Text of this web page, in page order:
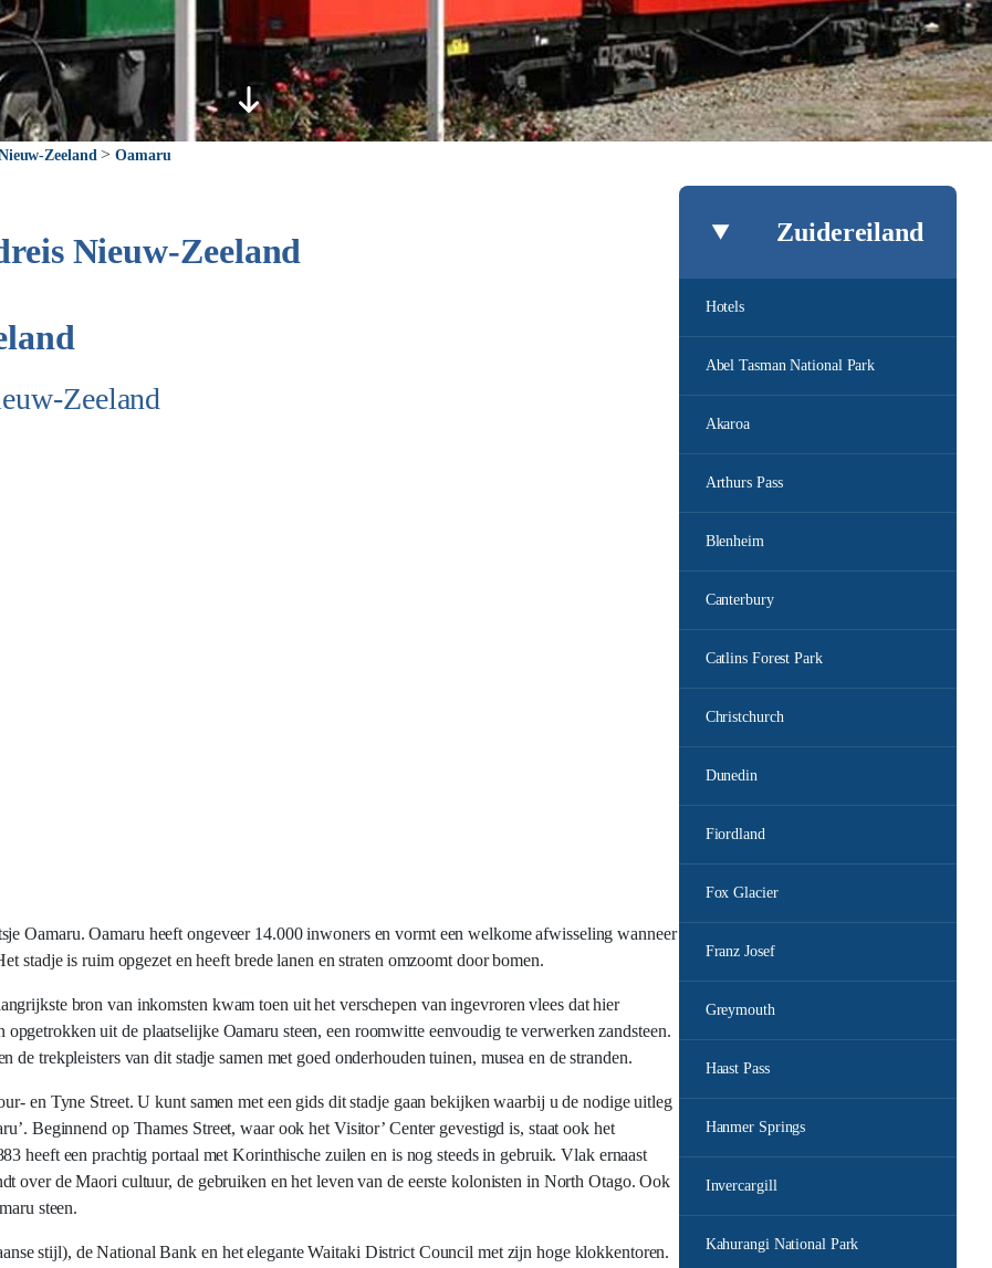
Zeeland >Oamaru
Zuidereiland
Hotels
Abel Tasman National Park
Akaroa
Arthurs Pass
Blenheim
Canterbury
Catlins Forest Park
Christchurch
Dunedin
Fiordland
Fox Glacier
Franz Josef
Greymouth
Haast Pass
Hanmer Springs
Invercargill
Kahurangi National Park
Nieuw-Zeeland
Zeeland
Oamaru. Oamaru heeft ongeveer 14.000 inwoners en vormt een welkome afwisseling wanneer
stadje is ruim opgezet en heeft brede lanen en straten omzoomt door bomen.
bron van inkomsten kwam toen uit het verschepen van ingevroren vlees dat hier
uit de plaatselijke Oamaru steen, een roomwitte eenvoudig te verwerken zandsteen.
trekpleisters van dit stadje samen met goed onderhouden tuinen, musea en de stranden.
en Tyne Street. U kunt samen met een gids dit stadje gaan bekijken waarbij u de nodige uitleg
Beginnend op Thames Street, waar ook het Visitor’ Center gevestigd is, staat ook het
heeft een prachtig portaal met Korinthische zuilen en is nog steeds in gebruik. Vlak ernaast
over de Maori cultuur, de gebruiken en het leven van de eerste kolonisten in North Otago. Ook
steen.
stijl), de National Bank en het elegante Waitaki District Council met zijn hoge klokkentoren.